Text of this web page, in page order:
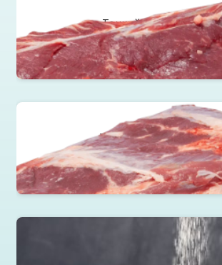
Тонкий край без кости
Читать далее
Толстый край без кости
Читать далее
Молочная продукция